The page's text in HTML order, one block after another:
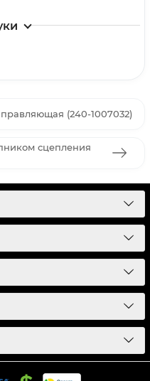
(240-1007032)
сцепления